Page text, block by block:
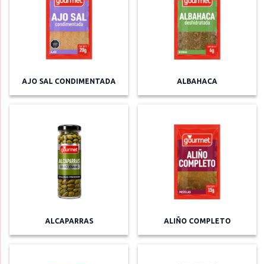
AJO SAL CONDIMENTADA ALBAHACA
ALCAPARRAS ALIÑO COMPLETO